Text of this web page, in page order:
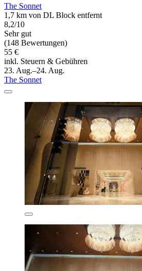
The Sonnet
1,7 km von DL Block entfernt
8,2/10
Sehr gut
(148 Bewertungen)
55 €
inkl. Steuern & Gebühren
23. Aug.–24. Aug.
The Sonnet